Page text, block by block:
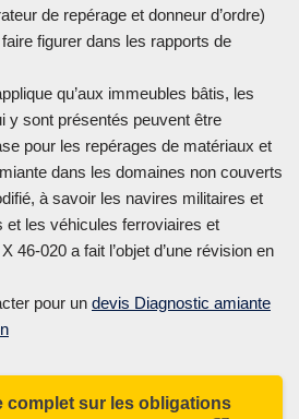
de repérage et donneur d’ordre)
figurer dans les rapports de
qu’aux immeubles bâtis, les
y sont présentés peuvent être
pour les repérages de matériaux et
dans les domaines non couverts
à savoir les navires militaires et
et les véhicules ferroviaires et
46-020 a fait l’objet d’une révision en
pour un devis Diagnostic amiante
complet sur les obligations